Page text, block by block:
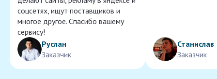
соцсетях, ищут поставщиков и
многое другое. Спасибо вашему
сервису!
Руслан
Заказчик
Станислав
Заказчик